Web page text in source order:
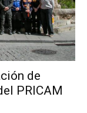
de
PRICAM